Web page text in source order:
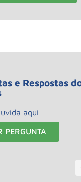
e Respostas
aqui!
PERGUNTA